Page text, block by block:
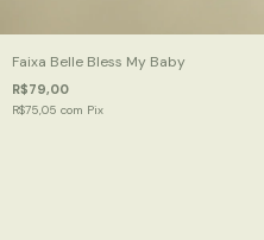
Faixa Belle Bless My Baby
R$79,00
R$75,05 com Pix